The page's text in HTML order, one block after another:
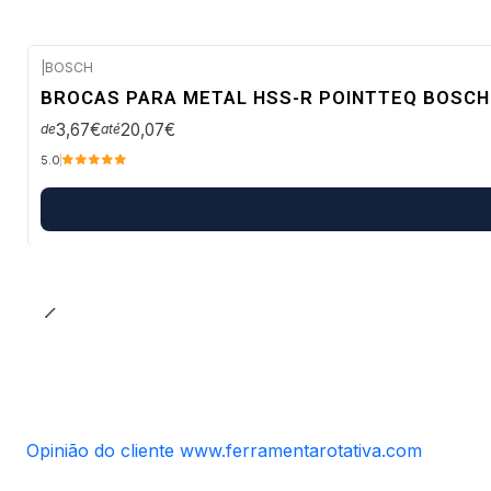
BOSCH
BROCAS PARA METAL HSS-R POINTTEQ BOSCH
de3,67€até20,07€
5.0
Opinião do cliente www.ferramentarotativa.com